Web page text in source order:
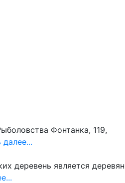
Фонтанка, 119,
далее...
деревень является